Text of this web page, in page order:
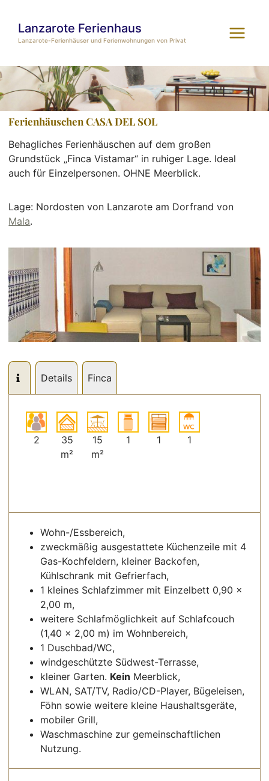
Inhalt
springen
Lanzarote Ferienhaus
Lanzarote-Ferienhäuser und Ferienwohnungen von Privat
Ferienhäuschen CASA DEL SOL
Behagliches Ferienhäuschen auf dem großen
Grundstück „Finca Vistamar“ in ruhiger Lage. Ideal
auch für Einzelpersonen. OHNE Meerblick.
Lage: Nordosten von Lanzarote am Dorfrand von
Mala.
Details Finca
2
35
m²
15
m²
1 1 1
Wohn-/Essbereich,
zweckmäßig ausgestattete Küchenzeile mit 4
Gas-Kochfeldern, kleiner Backofen,
Kühlschrank mit Gefrierfach,
1 kleines Schlafzimmer mit Einzelbett 0,90 x
2,00 m,
weitere Schlafmöglichkeit auf Schlafcouch
(1,40 x 2,00 m) im Wohnbereich,
1 Duschbad/WC,
windgeschützte Südwest-Terrasse,
kleiner Garten. Kein Meerblick,
WLAN, SAT/TV, Radio/CD-Player, Bügeleisen,
Föhn sowie weitere kleine Haushaltsgeräte,
mobiler Grill,
Waschmaschine zur gemeinschaftlichen
Nutzung.